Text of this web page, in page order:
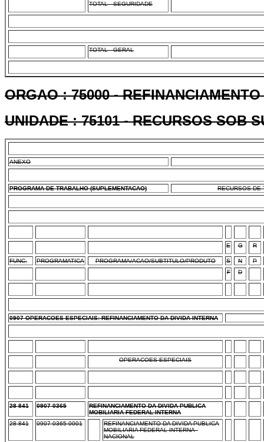
TOTAL - SEGURIDADE
TOTAL - GERAL
ORGAO : 75000 -
UNIDADE : 75101 - RECURSOS SOB
ANEXO
PROGRAMA DE TRABALHO (SUPLEMENTACAO) RECURSOS DE
E G R
FUNC. PROGRAMATICA PROGRAMA/ACAO/SUBTITULO/PRODUTO S N
P
F
D
0907 OPERACOES ESPECIAIS: REFINANCIAMENTO DA DIVIDA INTERNA
OPERACOES ESPECIAIS
28 841 0907 0365
REFINANCIAMENTO DA DIVIDA PUBLICA
MOBILIARIA FEDERAL INTERNA
28 841
0907 0365 0001
REFINANCIAMENTO DA DIVIDA PUBLICA
MOBILIARIA FEDERAL INTERNA -
NACIONAL